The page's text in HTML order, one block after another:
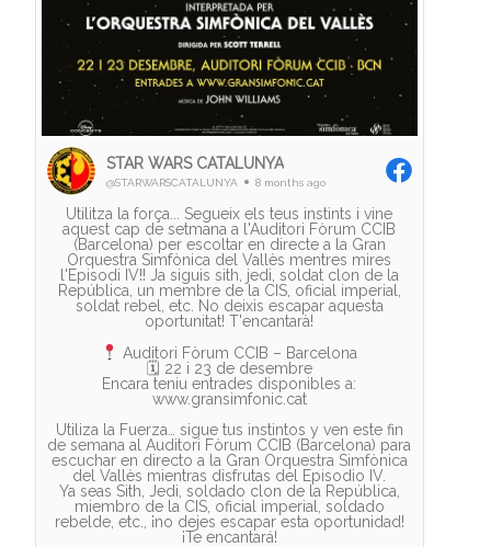
STAR WARS CATALUNYA
@STARWARSCATALUNYA 8 months ago
Utilitza la força... Segueix els teus instints i vine
aquest cap de setmana a l'Auditori Fòrum CCIB
(Barcelona) per escoltar en directe a la Gran
Orquestra Simfònica del Vallès mentres mires
l'Episodi IV!! Ja siguis sith, jedi, soldat clon de la
República, un membre de la CIS, oficial imperial,
soldat rebel, etc. No deixis escapar aquesta
oportunitat! T'encantarà!
Auditori Fòrum CCIB – Barcelona
🗓 22 i 23 de desembre
Encara teniu entrades disponibles a:
www.gransimfonic.cat
Utiliza la Fuerza… sigue tus instintos y ven este fin
de semana al Auditori Fòrum CCIB (Barcelona) para
escuchar en directo a la Gran Orquestra Simfònica
del Vallès mientras disfrutas del Episodio IV.
Ya seas Sith, Jedi, soldado clon de la República,
miembro de la CIS, oficial imperial, soldado
rebelde, etc., ¡no dejes escapar esta oportunidad!
¡Te encantará!